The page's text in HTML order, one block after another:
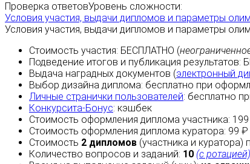
Проверка ответовУровень сложности:
Условия участия, выдачи дипломов и параметры
Условия участия, выдачи дипломов и параметры
Стоимость участия: БЕСПЛАТНО (
Подведение итогов и публикация результатов:
Выдача наградных документов (электронный
Выбор дизайна диплома: бесплатно при
Личные странички пользователей: бесплатно
Конкурсита-Бонус: кэшбек
Стоимость оформления диплома участника:
Стоимость оформления диплома куратора: 99 ₽
Стоимость 2 дипломов (участника и
Количество вопросов и заданий: 10 (с ротацией)